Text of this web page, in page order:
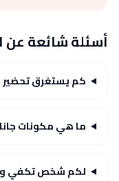
أسئلة شائعة عن
كم يستغرق تحضير
ما هي مكونات
لكم شخص تكفي